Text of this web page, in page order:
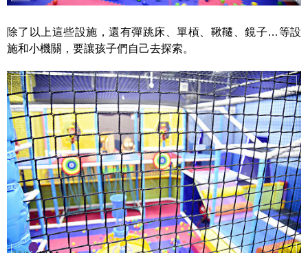
除了以上這些設施，還有彈跳床、單槓、鞦韆、鏡子…等設
施和小機關，要讓孩子們自己去探索。